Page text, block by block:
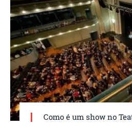
Como é um show no